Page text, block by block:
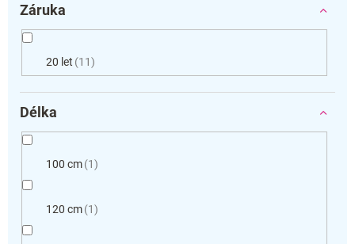
Záruka
20 let 11
Délka
100 cm 1
120 cm 1